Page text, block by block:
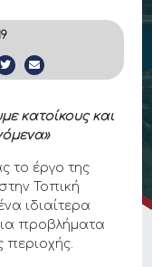
κατοίκους και
το έργο της
Τοπική
ιδιαίτερα
προβλήματα
περιοχής.